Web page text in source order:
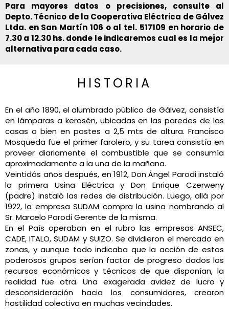
Para mayores datos o precisiones, consulte al
Depto. Técnico de la Cooperativa Eléctrica de Gálvez
Ltda. en San Martín 106 o al tel. 517109 en horario de
7.30 a 12.30 hs. donde le indicaremos cual es la mejor
alternativa para cada caso.
HISTORIA
En el año 1890, el alumbrado público de Gálvez, consistía
en lámparas a kerosén, ubicadas en las paredes de las
casas o bien en postes a 2,5 mts de altura. Francisco
Mosqueda fue el primer farolero, y su tarea consistía en
proveer diariamente el combustible que se consumía
aproximadamente a la una de la mañana.
Veintidós años después, en 1912, Don Ángel Parodi instaló
la primera Usina Eléctrica y Don Enrique Czerweny
(padre) instaló las redes de distribución. Luego, allá por
1922, la empresa SUDAM compra la usina nombrando al
Sr. Marcelo Parodi Gerente de la misma.
En el País operaban en el rubro las empresas ANSEC,
CADE, ITALO, SUDAM y SUIZO. Se dividieron el mercado en
zonas, y aunque todo indicaba que la acción de estos
poderosos grupos serían factor de progreso dados los
recursos económicos y técnicos de que disponían, la
realidad fue otra. Una exagerada avidez de lucro y
desconsideración hacia los consumidores, crearon
hostilidad colectiva en muchas vecindades.